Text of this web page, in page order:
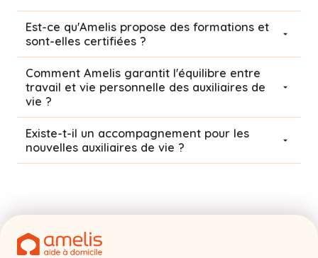
Est-ce qu'Amelis propose des formations et
sont-elles certifiées ?
Comment Amelis garantit l'équilibre entre
travail et vie personnelle des auxiliaires de
vie ?
Existe-t-il un accompagnement pour les
nouvelles auxiliaires de vie ?